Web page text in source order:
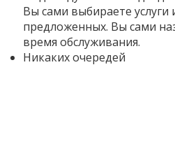
Вы сами выбираете услуги
предложенных. Вы сами
время обслуживания.
Никаких очередей